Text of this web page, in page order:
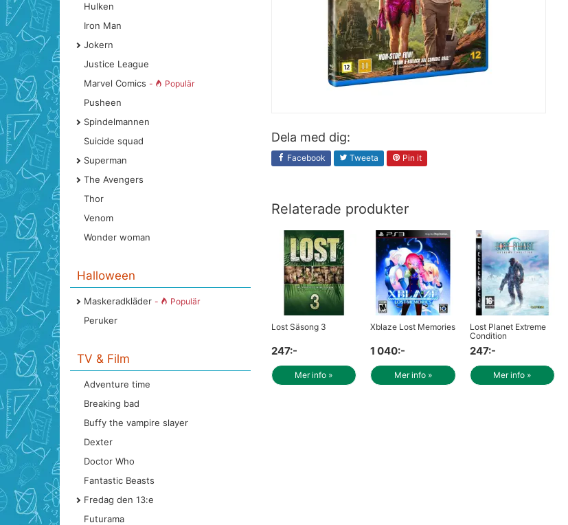
Hulken
Iron Man
Jokern
Justice League
Marvel Comics - Populär
Pusheen
Spindelmannen
Suicide squad
Superman
The Avengers
Thor
Venom
Wonder woman
Halloween
Maskeradkläder - Populär
Peruker
TV & Film
Adventure time
Breaking bad
Buffy the vampire slayer
Dexter
Doctor Who
Fantastic Beasts
Fredag den 13:e
Futurama
Dela med dig:
Facebook Tweeta Pin it
Relaterade produkter
Lost Säsong 3
247:-
Mer info »
Xblaze Lost Memories
1 040:-
Mer info »
Lost Planet Extreme
Condition
247:-
Mer info »